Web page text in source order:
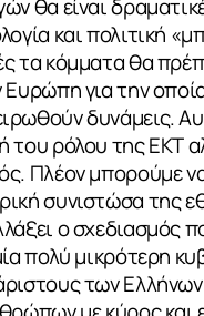
θα είναι
και πολιτική
τα κόμματα θα
Ευρώπη για την
δυνάμεις.
του ρόλου της ΕΚΤ
Πλέον μπορούμε
συνιστώσα της
ο σχεδιασμός
πολύ μικρότερη
των